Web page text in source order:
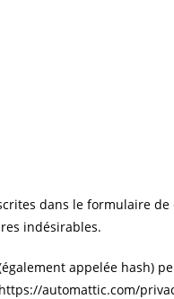
dans le formulaire
indésirables.
appelée hash)
automattic.com/